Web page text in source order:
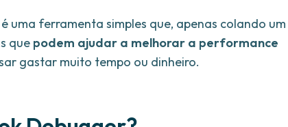
uma ferramenta simples que, apenas colando um
que podem ajudar a melhorar a performance
gastar muito tempo ou dinheiro.